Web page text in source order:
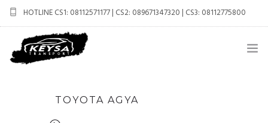
HOTLINE CS1: 08112571177 | CS2: 089671347320 | CS3: 08112775800
keysatransport.jogja@gmail.com
TOYOTA AGYA